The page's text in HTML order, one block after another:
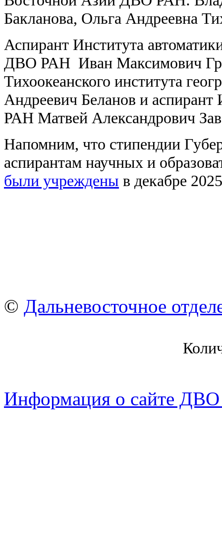
Бакланова, Ольга Андреевна
Аспирант Института
ДВО РАН Иван Максимович
Тихоокеанского института
Андреевич Беланов и
РАН Матвей Александрович
Напомним, что стипендии
аспирантам научных и
были учреждены в декабре
© Дальневосточное
Информация о сайте